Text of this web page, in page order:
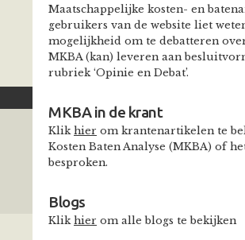
Maatschappelijke kosten- en
gebruikers van de website liet
mogelijkheid om te debatteren
MKBA (kan) leveren aan
rubriek ‘Opinie en Debat’.
MKBA in de krant
Klik hier om krantenartikelen te
Kosten Baten Analyse (MKBA) of
besproken.
Blogs
Klik hier om alle blogs te bekijken